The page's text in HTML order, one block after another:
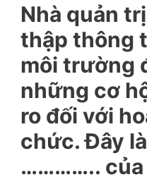
Nhà quản
thập thông
môi trường
những cơ
ro đối với
chức. Đây
………….. của